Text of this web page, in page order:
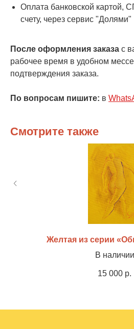
Оплата банковской картой,
счету, через сервис "Долями"
После оформления заказа с
рабочее время в удобном
подтверждения заказа.
По вопросам пишите: в
Смотрите также
Желтая из серии
В наличии
15 000 р.